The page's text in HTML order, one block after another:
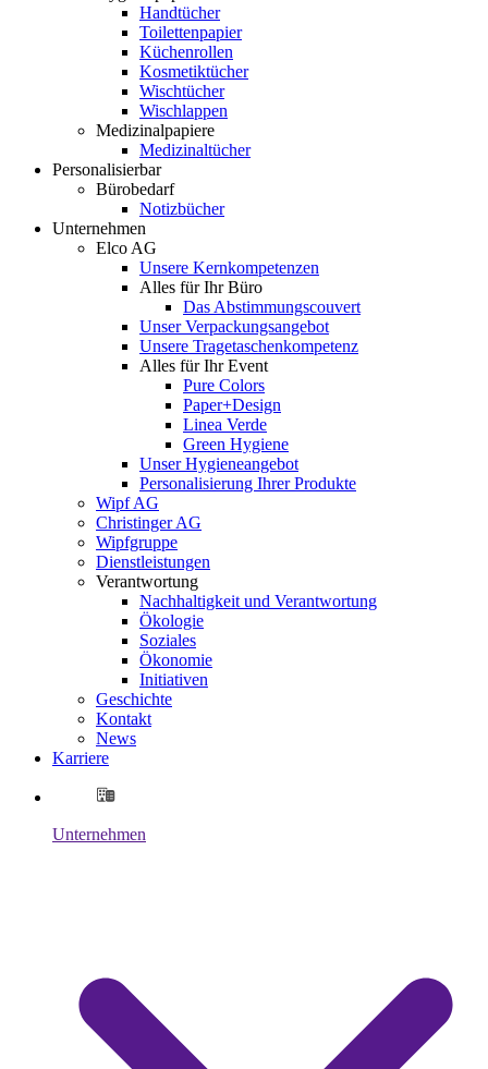
Handtücher
Toilettenpapier
Küchenrollen
Kosmetiktücher
Wischtücher
Wischlappen
Medizinalpapiere
Medizinaltücher
Personalisierbar
Bürobedarf
Notizbücher
Unternehmen
Elco AG
Unsere Kernkompetenzen
Alles für Ihr Büro
Das Abstimmungscouvert
Unser Verpackungsangebot
Unsere Tragetaschenkompetenz
Alles für Ihr Event
Pure Colors
Paper+Design
Linea Verde
Green Hygiene
Unser Hygieneangebot
Personalisierung Ihrer Produkte
Wipf AG
Christinger AG
Wipfgruppe
Dienstleistungen
Verantwortung
Nachhaltigkeit und Verantwortung
Ökologie
Soziales
Ökonomie
Initiativen
Geschichte
Kontakt
News
Karriere
Unternehmen